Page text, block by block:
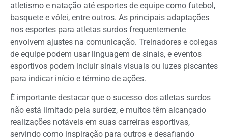
atletismo e natação até esportes de equipe como futebol,
basquete e vôlei, entre outros. As principais adaptações
nos esportes para atletas surdos frequentemente
envolvem ajustes na comunicação. Treinadores e colegas
de equipe podem usar linguagem de sinais, e eventos
esportivos podem incluir sinais visuais ou luzes piscantes
para indicar início e término de ações.
É importante destacar que o sucesso dos atletas surdos
não está limitado pela surdez, e muitos têm alcançado
realizações notáveis em suas carreiras esportivas,
servindo como inspiração para outros e desafiando